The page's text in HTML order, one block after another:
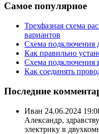
Самое популярное
Трехфазная схема
вариантов
Схема подключения
Как правильно
Схема подключения
Как соединять
Последние
Иван 24.06.2024
Александр,
электрику в